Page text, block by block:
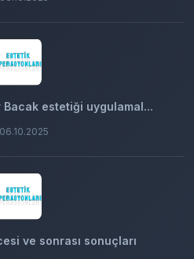
estetiği uygulamal...
06.10.2025
ve sonrası sonuçları